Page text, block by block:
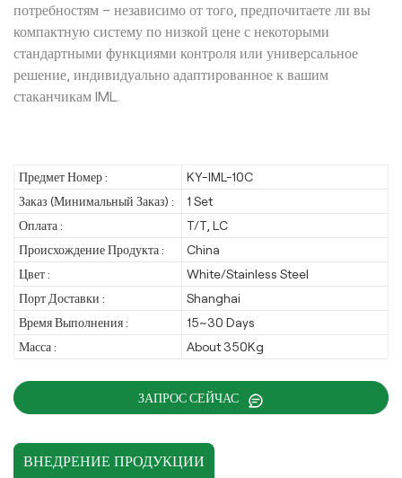
потребностям – независимо от того, предпочитаете ли вы
компактную систему по низкой цене с некоторыми
стандартными функциями контроля или универсальное
решение, индивидуально адаптированное к вашим
стаканчикам IML.
Предмет Номер :
KY-IML-10C
Заказ (Минимальный Заказ) :
1 Set
Оплата :
T/T, LC
Происхождение Продукта :
China
Цвет :
White/Stainless Steel
Порт Доставки :
Shanghai
Время Выполнения :
15~30 Days
Масса :
About 350Kg
ЗАПРОС СЕЙЧАС
ВНЕДРЕНИЕ ПРОДУКЦИИ